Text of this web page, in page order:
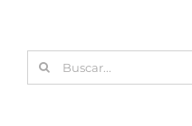
Buscar: